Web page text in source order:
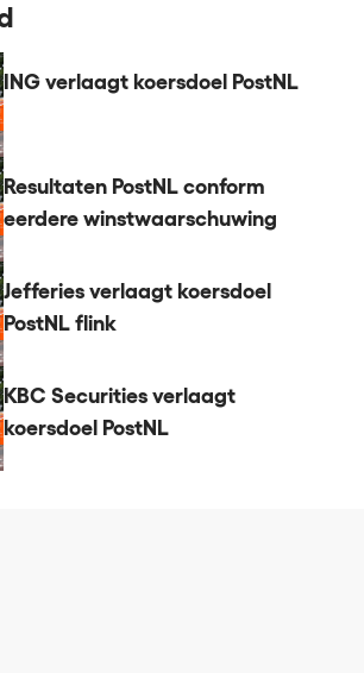
ING verlaagt koersdoel PostNL
Resultaten PostNL conform
eerdere winstwaarschuwing
Jefferies verlaagt koersdoel
PostNL flink
KBC Securities verlaagt
koersdoel PostNL